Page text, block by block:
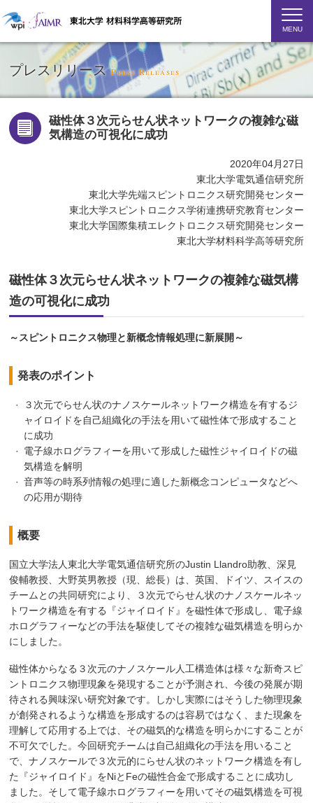
MENU
プレスリリースPress Releases
磁性体３次元らせん状ネットワークの複雑な磁
気構造の可視化に成功
2020年04月27日
東北大学電気通信研究所
東北大学先端スピントロニクス研究開発センター
東北大学スピントロニクス学術連携研究教育センター
東北大学国際集積エレクトロニクス研究開発センター
東北大学材料科学高等研究所
磁性体３次元らせん状ネットワークの複雑な磁気構
造の可視化に成功
～スピントロニクス物理と新概念情報処理に新展開～
発表のポイント
３次元でらせん状のナノスケールネットワーク構造を有するジ
ャイロイドを自己組織化の手法を用いて磁性体で形成すること
に成功
電子線ホログラフィーを用いて形成した磁性ジャイロイドの磁
気構造を解明
音声等の時系列情報の処理に適した新概念コンピュータなどへ
の応用が期待
概要
国立大学法人東北大学電気通信研究所のJustin Llandro助教、深見
俊輔教授、大野英男教授（現、総長）は、英国、ドイツ、スイスの
チームとの共同研究により、３次元でらせん状のナノスケールネッ
トワーク構造を有する『ジャイロイド』を磁性体で形成し、電子線
ホログラフィーなどの手法を駆使してその複雑な磁気構造を明らか
にしました。
磁性体からなる３次元のナノスケール人工構造体は様々な新奇スピ
ントロニクス物理現象を発現することが予測され、今後の発展が期
待される興味深い研究対象です。しかし実際にはそうした物理現象
が創発されるような構造を形成するのは容易ではなく、また現象を
理解して応用する上では、その磁気的な構造を明らかにすることが
不可欠でした。今回研究チームは自己組織化の手法を用いること
で、ナノスケールで３次元的にらせん状のネットワーク構造を有し
た『ジャイロイド』をNiとFeの磁性合金で形成することに成功し
ました。そして電子線ホログラフィーを用いてその磁気構造を可視